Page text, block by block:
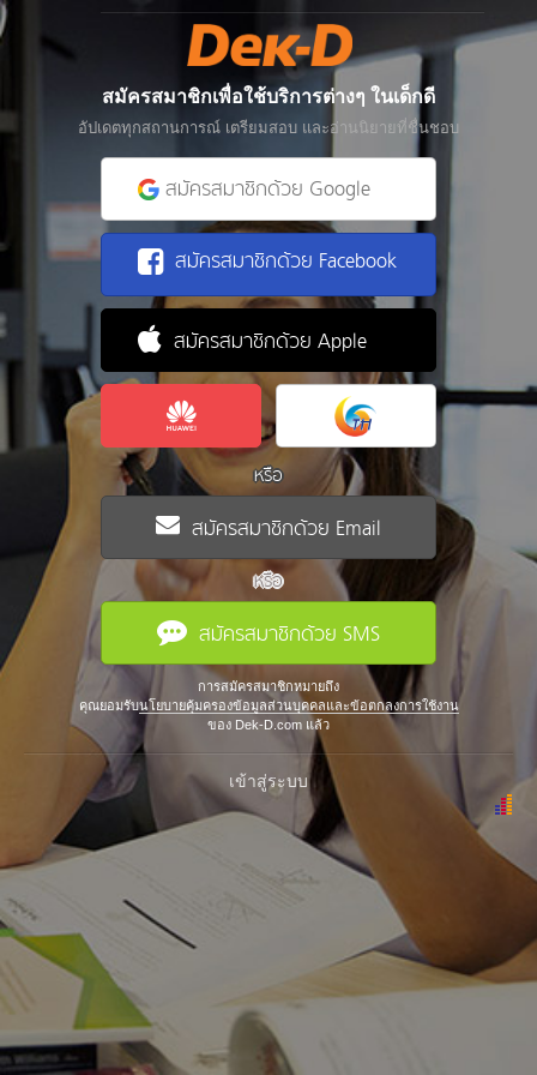
สมัครสมาชิกเพื่อใช้บริการต่างๆ ในเด็กดี
อัปเดตทุกสถานการณ์ เตรียมสอบ และอ่านนิยายที่ชื่นชอบ
สมัครสมาชิกด้วย Google
สมัครสมาชิกด้วย Facebook
สมัครสมาชิกด้วย Apple
หรือ
สมัครสมาชิกด้วย Email
หรือ
สมัครสมาชิกด้วย SMS
การสมัครสมาชิกหมายถึง
คุณยอมรับนโยบายคุ้มครองข้อมูลส่วนบุคคลและข้อตกลงการใช้งาน
ของ Dek-D.com แล้ว
เข้าสู่ระบบ